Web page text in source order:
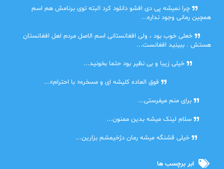
چرا نمیشه پی دی افشو دانلود کرد البته توی برنامش هم اسم
همچین رمانی وجود نداره...
خعلی خوب بود ، ولی افغانستانی اسم الاصل مردم اهل افغانستان
هستش . ببینید افغانست...
خیلی زیبا و بی نظیر بود حتما بخونید...
فوق العاده کلیشه ای و مسخره« با احترام»...
برای منم میفرستی...
سلام لینک میشه بدین ممنون...
خیلی قشنگه میشه رمان دژخیمشم بزارین...
ابر برچسب ها